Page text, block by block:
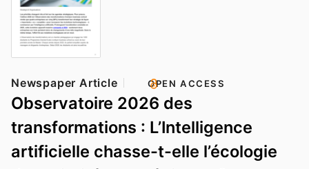
Newspaper Article OPEN ACCESS
Observatoire 2026 des
transformations : L’Intelligence
artificielle chasse-t-elle l’écologie